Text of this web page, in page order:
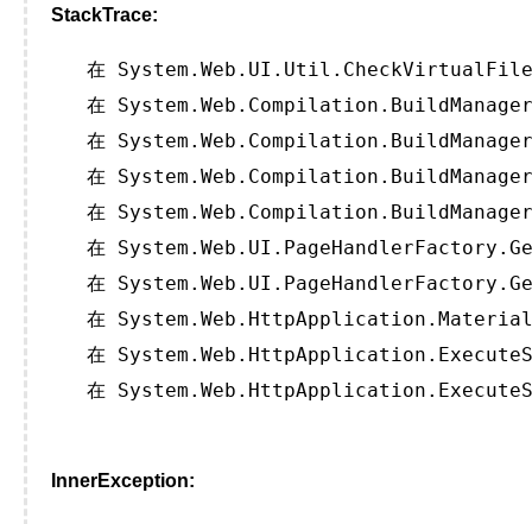
StackTrace:
在
在
在
在
在
在
在
在
在
在
InnerException: